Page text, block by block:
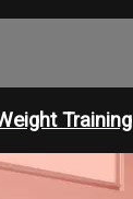
Training